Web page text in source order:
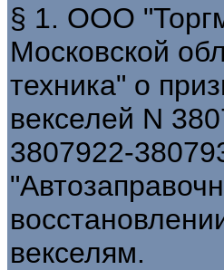
§ 1. ООО
Московской
техника" о
векселей N
3807922-
векселям.